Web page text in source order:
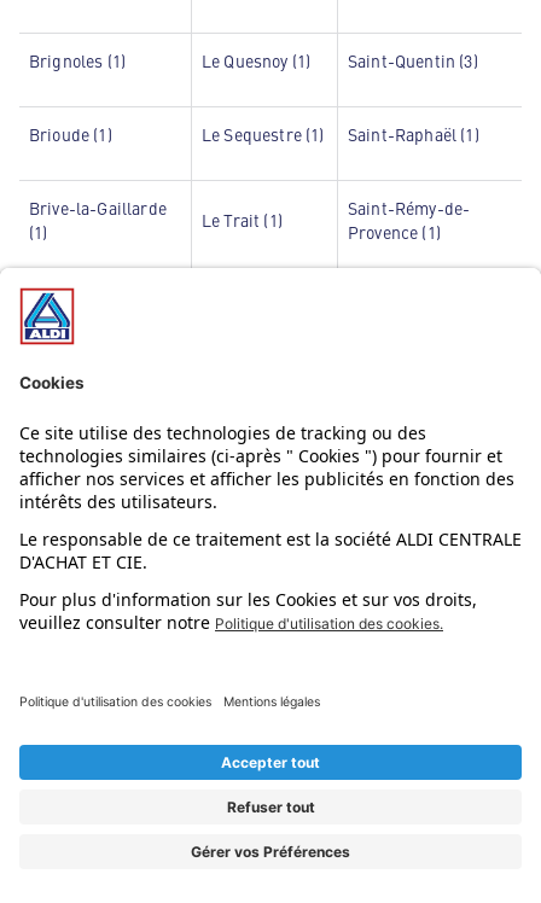
Brignoles (1) Le Quesnoy (1) Saint-Quentin (3)
Brioude (1) Le Sequestre (1) Saint-Raphaël (1)
Brive-la-Gaillarde
(1)
Le Trait (1)
Saint-Rémy-de-
Provence (1)
Brives-Charensac
(1)
Pointe (1)
Brou (1) Le Vigen (1)
Vignes (1)
Bruay-la-Buissière
(1)
Lemberg (1)
Saint-Valery-en-
Caux (1)
Bruay-sur-l'Escaut
Lens (1)
Les Clayes-
sous-Bois (1)